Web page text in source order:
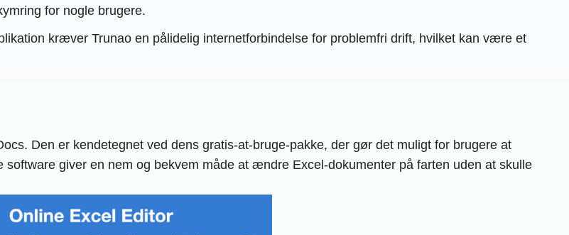
for nogle brugere.
kræver Trunao en pålidelig internetforbindelse for problemfri drift, hvilket kan være et
Den er kendetegnet ved dens gratis-at-bruge-pakke, der gør det muligt for brugere at
giver en nem og bekvem måde at ændre Excel-dokumenter på farten uden at skulle